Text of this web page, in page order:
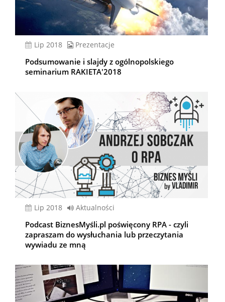
lip 2018 Prezentacje
Podsumowanie i slajdy z ogólnopolskiego
seminarium RAKIETA'2018
lip 2018 Aktualności
Podcast BiznesMyśli.pl poświęcony RPA - czyli
zapraszam do wysłuchania lub przeczytania
wywiadu ze mną